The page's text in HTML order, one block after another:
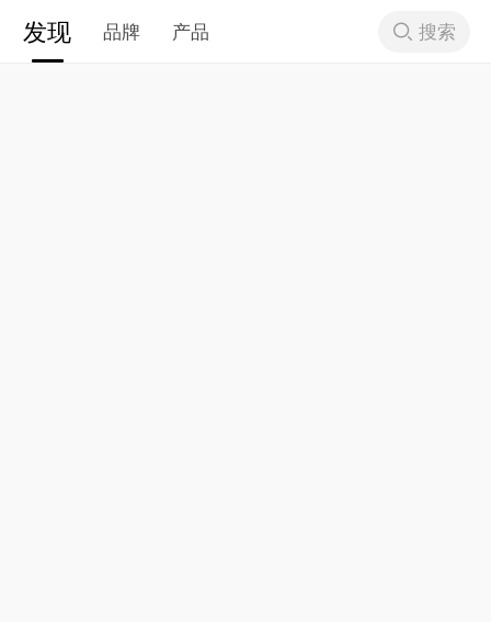
发现 品牌 产品 搜索